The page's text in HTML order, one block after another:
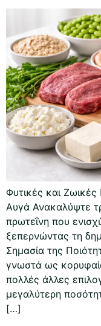
Φυτικές και
Αυγά Ανακαλύψτε
πρωτεΐνη που
ξεπερνώντας τη
Σημασία της
γνωστά ως
πολλές άλλες
μεγαλύτερη
[…]